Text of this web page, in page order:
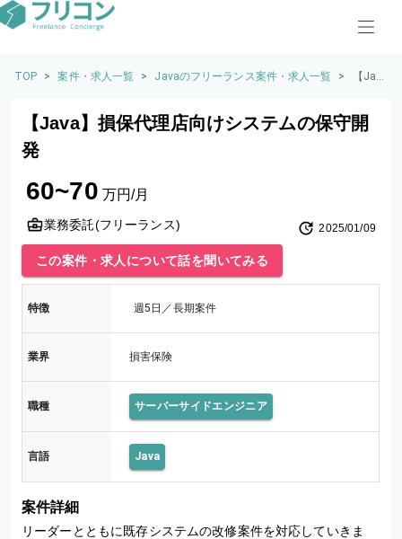
TOP > 案件・求人一覧 > Javaのフリーランス案件・求人一覧 >
【Jav
理店
発
【Java】損保代理店向けシステムの保守開
発
60~70 万円/月
業務委託(フリーランス) 2025/01/09
この案件・求人について話を聞いてみる
特徴 週5日／長期案件
業界 損害保険
職種 サーバーサイドエンジニア
言語 Java
案件詳細
リーダーとともに既存システムの改修案件を対応していきま